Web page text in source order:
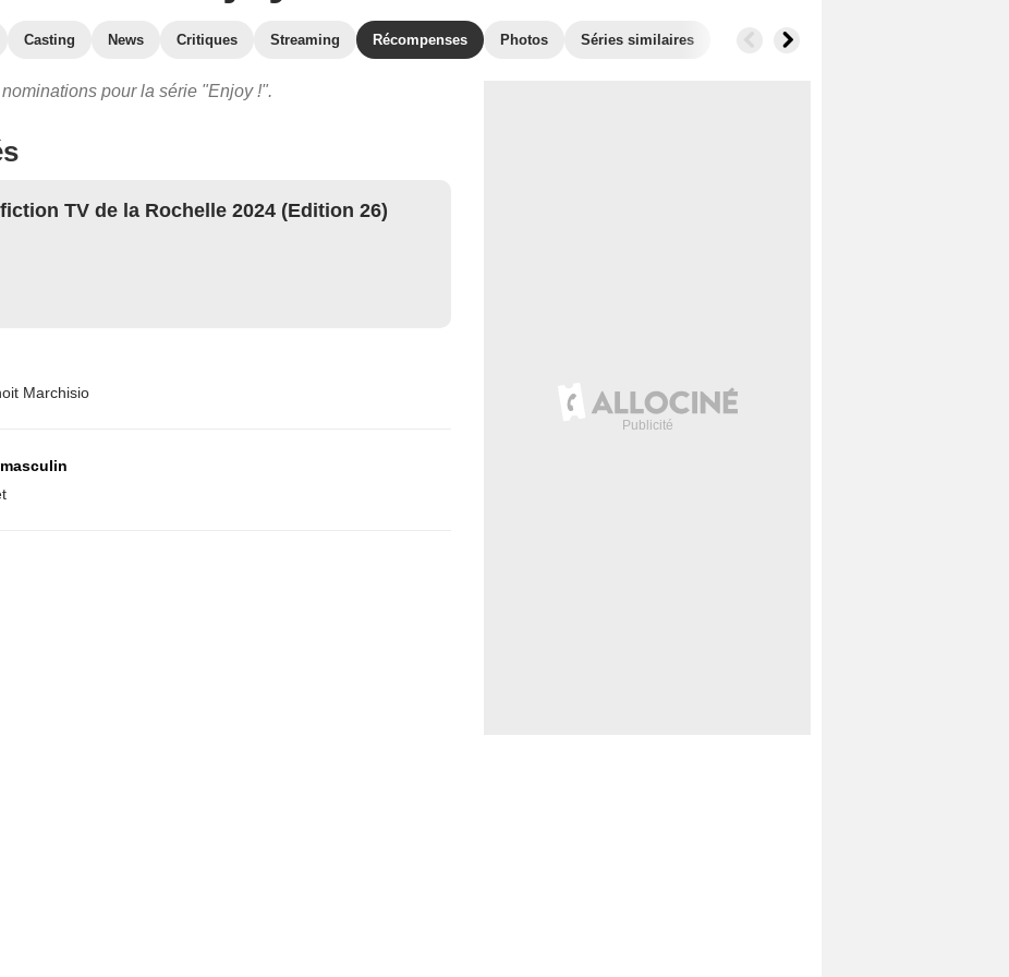
Casting News Critiques Streaming Récompenses Photos Séries similaires
pour la série "Enjoy !".
TV de la Rochelle 2024 (Edition 26)
Marchisio